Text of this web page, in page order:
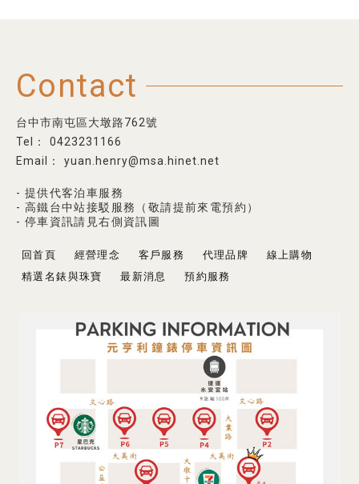
Contact
台中市南屯區大墩路762號
0423231166
yuan.henry@msa.hinet.net
- 提供代客泊車服務
- 高鐵台中站接駁服務（敬請提前來電預約）
- 停車資訊請見右側資訊圖
回首頁 經營理念 客戶服務 代理品牌
線上購物
精選名錶與珠寶
最新消息 預約服務